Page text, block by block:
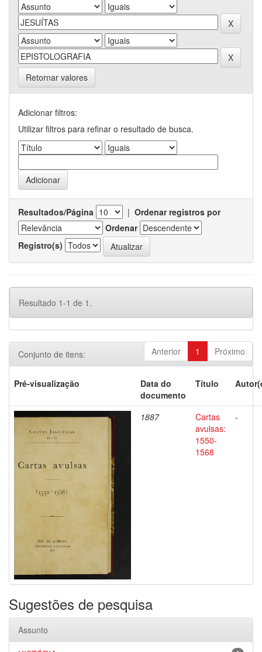
Retornar valores
Adicionar filtros:
Utilizar filtros para refinar o resultado de busca.
Resultados/Página | Ordenar registros por
Ordenar
Registro(s)
Resultado 1-1 de 1.
Anterior 1 Próximo
Conjunto de itens:
Pré-visualização
Data do
documento
Título
1887
Cartas
avulsas:
1550-
1568
-
Sugestões de pesquisa
Assunto